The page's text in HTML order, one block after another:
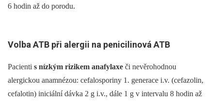
6 hodin až do porodu.
Volba ATB při alergii na penicilinová ATB
Pacienti s nízkým rizikem anafylaxe či nevěrohodnou
alergickou anamnézou: cefalosporiny 1. generace i.v. (cefazolin,
cefalotin) iniciální dávka 2 g i.v., dále 1 g v intervalu 8 hodin až